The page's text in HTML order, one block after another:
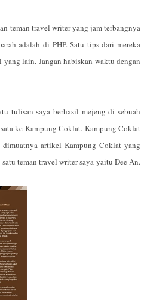
teman travel writer yang jam terbangnya
adalah di PHP. Satu tips dari mereka
lain. Jangan habiskan waktu dengan
tulisan saya berhasil mejeng di sebuah
ke Kampung Coklat. Kampung Coklat
artikel Kampung Coklat yang
teman travel writer saya yaitu Dee An.